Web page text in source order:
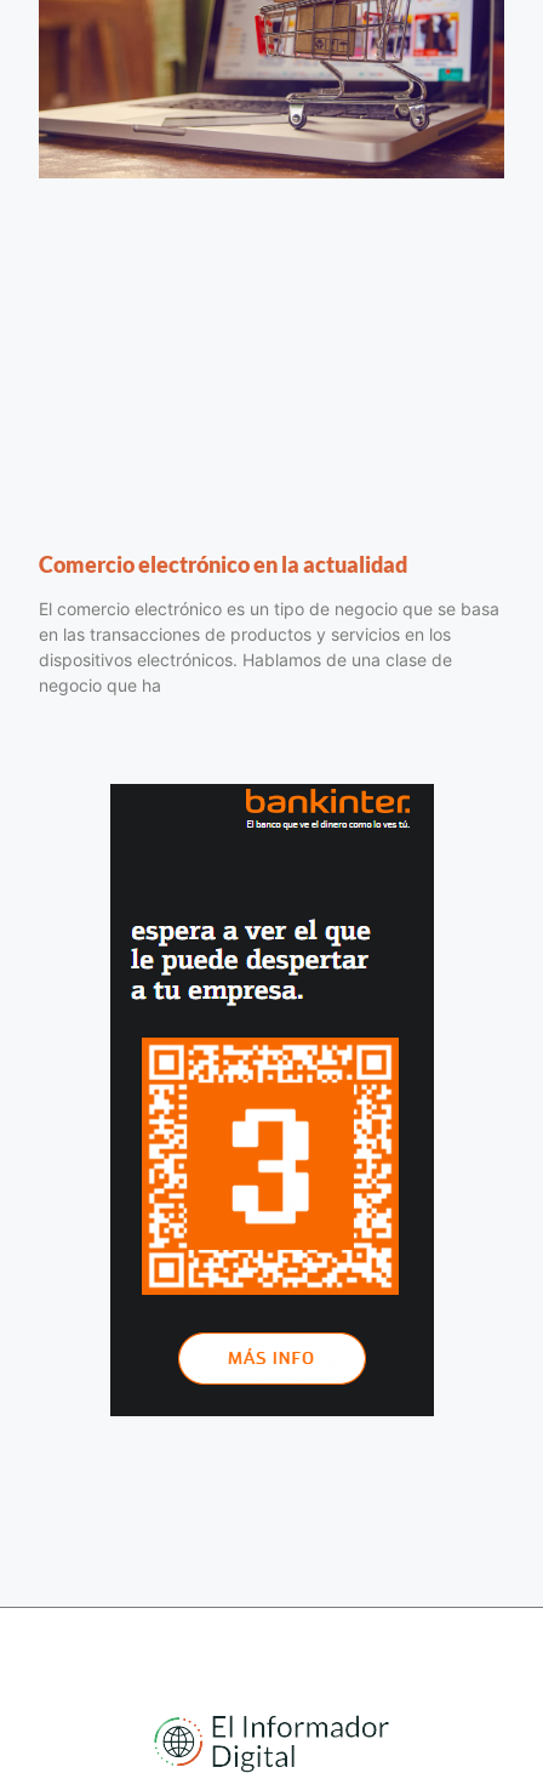
Comercio electrónico en la actualidad
El comercio electrónico es un tipo de negocio que se basa
en las transacciones de productos y servicios en los
dispositivos electrónicos. Hablamos de una clase de
negocio que ha